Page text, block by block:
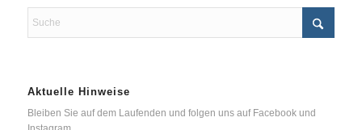
Aktuelle Hinweise
Bleiben Sie auf dem Laufenden und folgen uns auf Facebook und